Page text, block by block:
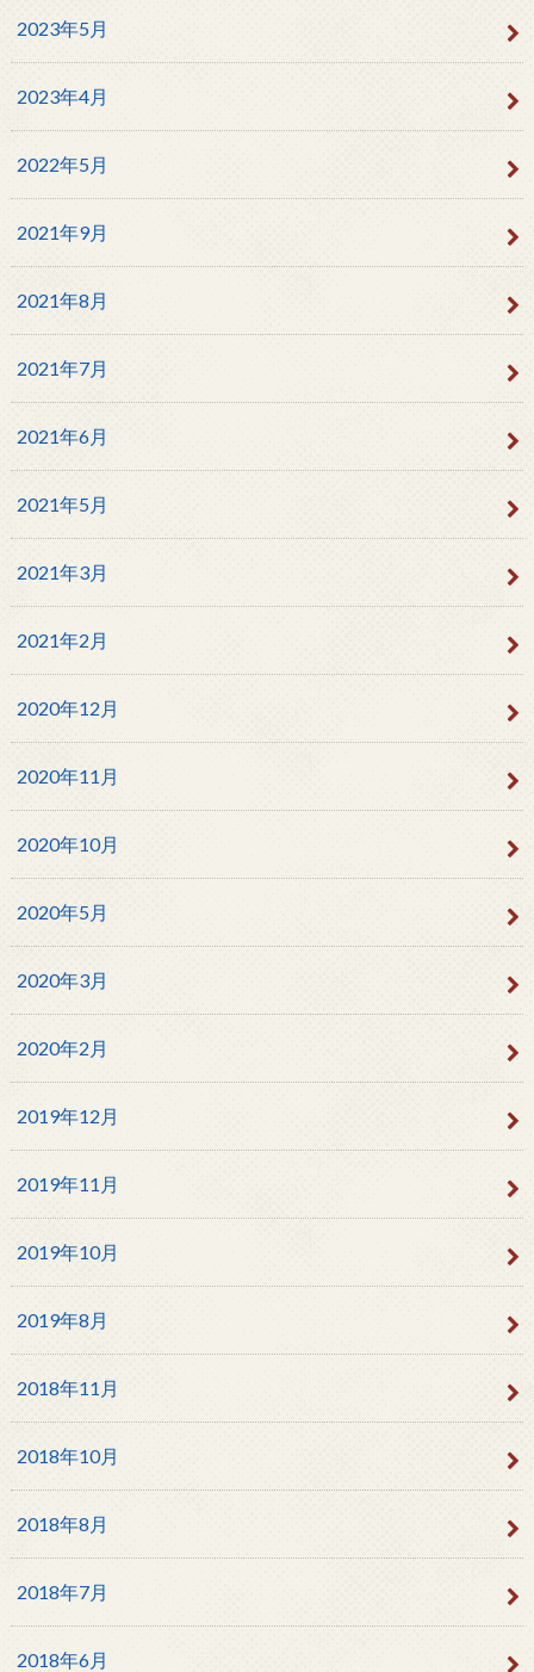
2023年5月
2023年4月
2022年5月
2021年9月
2021年8月
2021年7月
2021年6月
2021年5月
2021年3月
2021年2月
2020年12月
2020年11月
2020年10月
2020年5月
2020年3月
2020年2月
2019年12月
2019年11月
2019年10月
2019年8月
2018年11月
2018年10月
2018年8月
2018年7月
2018年6月